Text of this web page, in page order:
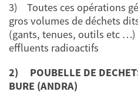
3) Toutes ces opérations
gros volumes de déchets
(gants, tenues, outils etc …)
effluents radioactifs
2) POUBELLE DE
BURE (ANDRA)